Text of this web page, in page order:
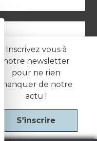
Inscrivez vous à
notre newsletter
pour ne rien
manquer de notre
actu !
S'inscrire
confidentialité